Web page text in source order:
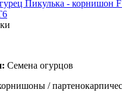
Семена огурцов
/